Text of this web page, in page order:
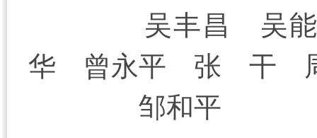
吴丰昌 吴
华 曾永平 张 干
邹和平